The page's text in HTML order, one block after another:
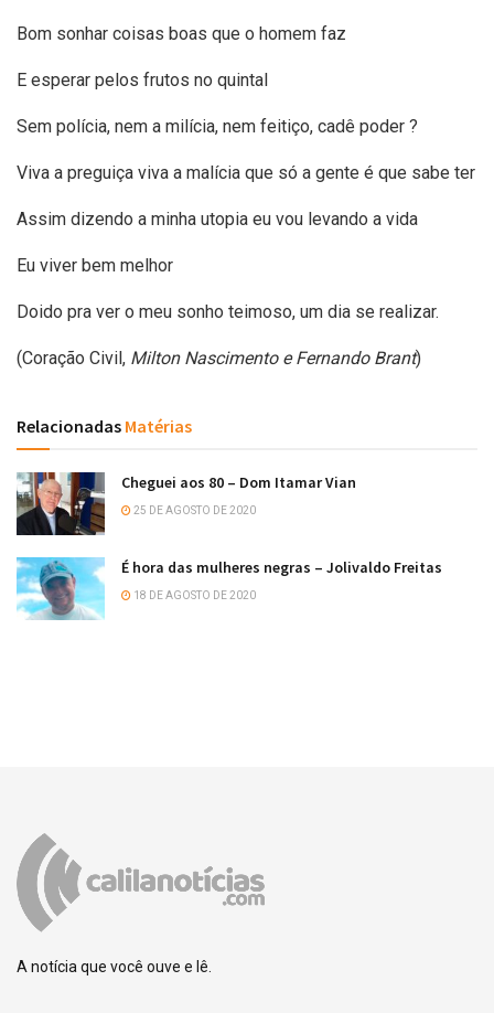
Bom sonhar coisas boas que o homem faz
E esperar pelos frutos no quintal
Sem polícia, nem a milícia, nem feitiço, cadê poder ?
Viva a preguiça viva a malícia que só a gente é que sabe ter
Assim dizendo a minha utopia eu vou levando a vida
Eu viver bem melhor
Doido pra ver o meu sonho teimoso, um dia se realizar.
(Coração Civil, Milton Nascimento e Fernando Brant)
Relacionadas Matérias
Cheguei aos 80 – Dom Itamar Vian
25 DE AGOSTO DE 2020
É hora das mulheres negras – Jolivaldo Freitas
18 DE AGOSTO DE 2020
A notícia que você ouve e lê.